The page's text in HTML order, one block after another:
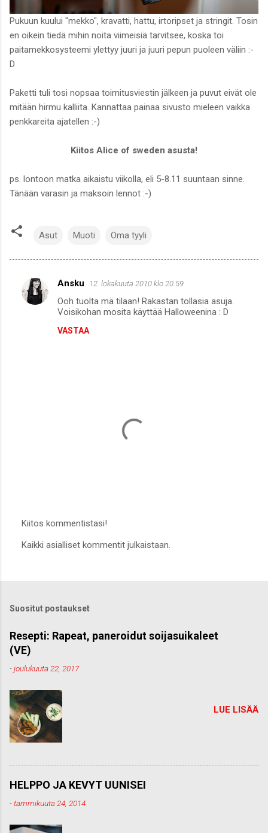
Pukuun kuului "mekko", kravatti, hattu, irtoripset ja stringit. Tosin
en oikein tiedä mihin noita viimeisiä tarvitsee, koska toi
paitamekkosysteemi ylettyy juuri ja juuri pepun puoleen väliin :-
D
Paketti tuli tosi nopsaa toimitusviestin jälkeen ja puvut eivät ole
mitään hirmu kalliita. Kannattaa painaa sivusto mieleen vaikka
penkkareita ajatellen :-)
Kiitos Alice of sweden asusta!
ps. lontoon matka aikaistu viikolla, eli 5-8.11 suuntaan sinne.
Tänään varasin ja maksoin lennot :-)
Asut Muoti Oma tyyli
K
o
Ansku 12. lokakuuta 2010 klo 20.59
Ooh tuolta mä tilaan! Rakastan tollasia asuja.
Voisikohan mosita käyttää Halloweenina : D
VASTAA
ä
o
m
e
n
t
Kiitos kommentistasi!
Kaikki asialliset kommentit julkaistaan.
Suositut postaukset
Resepti: Rapeat, paneroidut soijasuikaleet
(VE)
-joulukuuta 22, 2017
LUE LISÄÄ
HELPPO JA KEVYT UUNISEI
-tammikuuta 24, 2014